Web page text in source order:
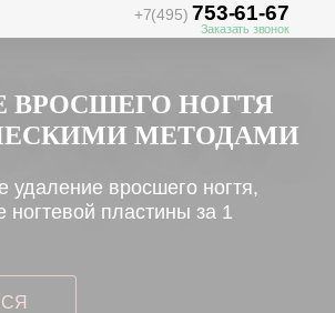
+7(495) 753-61-67
Заказать звонок
ВРОСШЕГО НОГТЯ
МЕТОДАМИ
удаление вросшего ногтя,
ногтевой пластины за 1